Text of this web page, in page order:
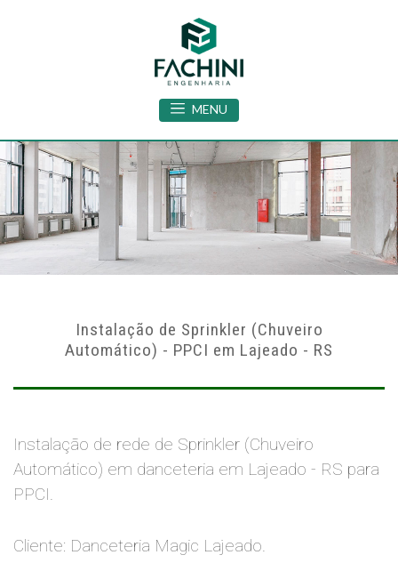
MENU
Instalação de Sprinkler (Chuveiro
Automático) - PPCI em Lajeado - RS
Instalação de rede de Sprinkler (Chuveiro
Automático) em danceteria em Lajeado - RS para
PPCI.
Cliente: Danceteria Magic Lajeado.